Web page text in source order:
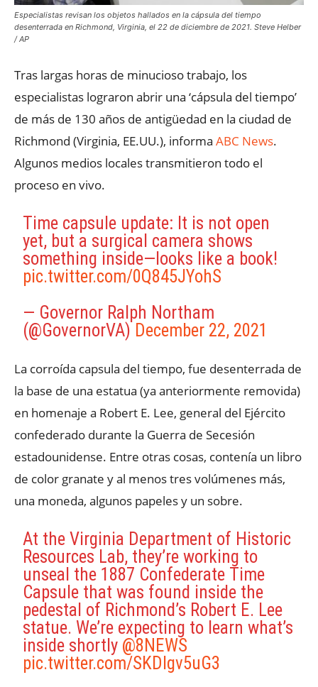
Especialistas revisan los objetos hallados en la cápsula del tiempo
desenterrada en Richmond, Virginia, el 22 de diciembre de 2021. Steve Helber
/ AP
Tras largas horas de minucioso trabajo, los
especialistas lograron abrir una ‘cápsula del tiempo’
de más de 130 años de antigüedad en la ciudad de
Richmond (Virginia, EE.UU.), informa ABC News.
Algunos medios locales transmitieron todo el
proceso en vivo.
Time capsule update: It is not open
yet, but a surgical camera shows
something inside—looks like a book!
pic.twitter.com/0Q845JYohS
— Governor Ralph Northam
(@GovernorVA) December 22, 2021
La corroída capsula del tiempo, fue desenterrada de
la base de una estatua (ya anteriormente removida)
en homenaje a Robert E. Lee, general del Ejército
confederado durante la Guerra de Secesión
estadounidense. Entre otras cosas, contenía un libro
de color granate y al menos tres volúmenes más,
una moneda, algunos papeles y un sobre.
At the Virginia Department of Historic
Resources Lab, they’re working to
unseal the 1887 Confederate Time
Capsule that was found inside the
pedestal of Richmond’s Robert E. Lee
statue. We’re expecting to learn what’s
inside shortly @8NEWS
pic.twitter.com/SKDIgv5uG3